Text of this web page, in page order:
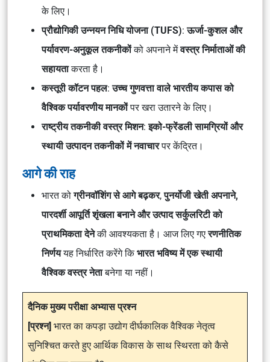
के लिए।
प्रौद्योगिकी उन्नयन निधि योजना (TUFS):ऊर्जा-कुशल और
पर्यावरण-अनुकूल तकनीकोंको अपनाने मेंवस्त्र निर्माताओं की
सहायताकरता है।
कस्तूरी कॉटन पहल:उच्च गुणवत्ता वाले भारतीय कपास को
वैश्विक पर्यावरणीय मानकोंपर खरा उतारने के लिए।
राष्ट्रीय तकनीकी वस्त्र मिशन:इको-फ्रेंडली सामग्रियों और
स्थायी उत्पादन तकनीकों में नवाचारपर केंद्रित।
आगे की राह
भारत कोग्रीनवॉशिंग से आगे बढ़कर,पुनर्योजी खेती अपनाने,
पारदर्शी आपूर्ति शृंखला बनाने और उत्पाद सर्कुलरिटी को
प्राथमिकता देनेकी आवश्यकता है। आज लिए गएरणनीतिक
निर्णययह निर्धारित करेंगे किभारत भविष्य में एक स्थायी
वैश्विक वस्त्र नेताबनेगा या नहीं।
दैनिक मुख्य परीक्षा अभ्यास प्रश्न
[प्रश्न] भारत का कपड़ा उद्योग दीर्घकालिक वैश्विक नेतृत्व
सुनिश्चित करते हुए आर्थिक विकास के साथ स्थिरता को कैसे